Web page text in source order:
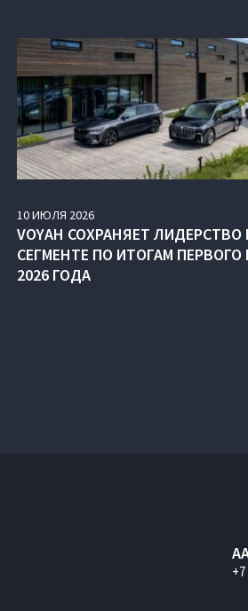
10ИЮЛЯ 2026
VOYAH СОХРАНЯЕТ
СЕГМЕНТЕ ПО ИТОГАМ
2026 ГОДА